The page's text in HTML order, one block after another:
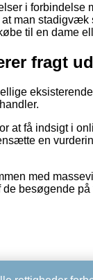
i forbindelse
man stadigvæk
til en dame
fragt
at få indsigt i
en
med
besøgende